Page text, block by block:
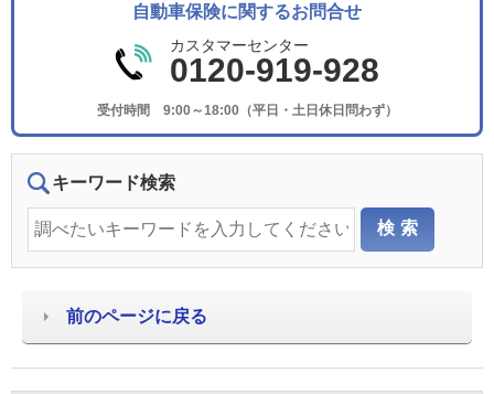
自動車保険に関するお問合せ
カスタマーセンター
0120-919-928
受付時間 9:00～18:00（平日・土日休日問わず）
キーワード検索
前のページに戻る